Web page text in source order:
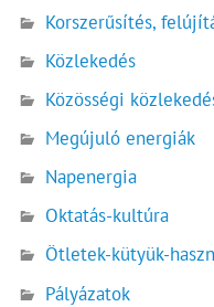
Korszerűsítés,
Közlekedés
Közösségi
Megújuló energiák
Napenergia
Oktatás-kultúra
Ötletek-kütyük-
Pályázatok